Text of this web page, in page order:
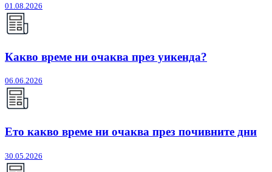
01.08.2026
Какво време ни очаква през уикенда?
06.06.2026
Ето какво време ни очаква през почивните дни
30.05.2026